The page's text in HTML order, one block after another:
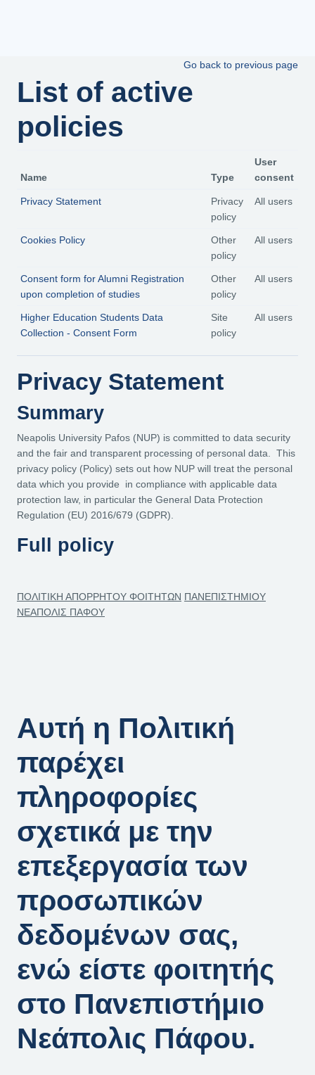
Go back to previous page
List of active
policies
Name Type
User
consent
Privacy Statement
Privacy
policy
All users
Cookies Policy
Other
policy
All users
Consent form for Alumni Registration
upon completion of studies
Other
policy
All users
Higher Education Students Data
Collection - Consent Form
Site
policy
All users
Privacy Statement
Summary
Neapolis University Pafos (NUP) is committed to data security
and the fair and transparent processing of personal data. This
privacy policy (Policy) sets out how NUP will treat the personal
data which you provide in compliance with applicable data
protection law, in particular the General Data Protection
Regulation (EU) 2016/679 (GDPR).
Full policy
ΠΟΛΙΤΙΚΗ ΑΠΟΡΡΗΤΟΥ ΦΟΙΤΗΤΩΝ ΠΑΝΕΠΙΣΤΗΜΙΟΥ
ΝΕΑΠΟΛΙΣ ΠΑΦΟΥ
Αυτή η Πολιτική
παρέχει
πληροφορίες
σχετικά με την
επεξεργασία των
προσωπικών
δεδομένων σας,
ενώ είστε φοιτητής
στο Πανεπιστήμιο
Νεάπολις Πάφου.